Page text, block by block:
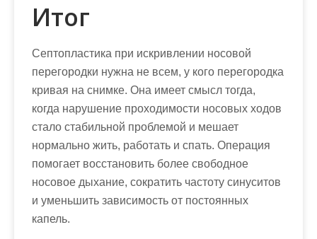
Итог
Септопластика при искривлении носовой
перегородки нужна не всем, у кого перегородка
кривая на снимке. Она имеет смысл тогда,
когда нарушение проходимости носовых ходов
стало стабильной проблемой и мешает
нормально жить, работать и спать. Операция
помогает восстановить более свободное
носовое дыхание, сократить частоту синуситов
и уменьшить зависимость от постоянных
капель.